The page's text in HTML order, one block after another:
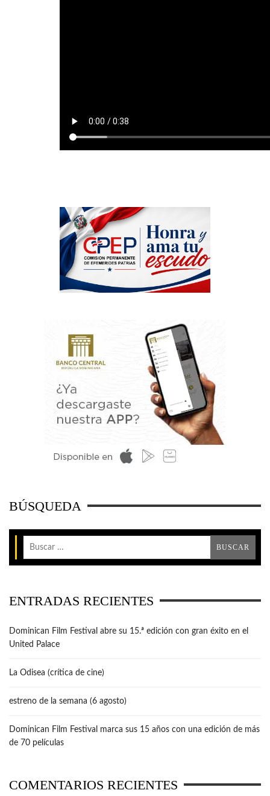
BÚSQUEDA
ENTRADAS RECIENTES
Dominican Film Festival abre su 15.ª edición con gran éxito en el
United Palace
La Odisea (crítica de cine)
estreno de la semana (6 agosto)
Dominican Film Festival marca sus 15 años con una edición de más
de 70 películas
COMENTARIOS RECIENTES